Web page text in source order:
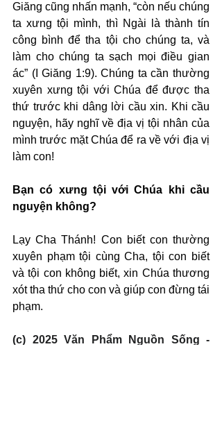
Giăng cũng nhấn mạnh, “còn nếu chúng
ta xưng tội mình, thì Ngài là thành tín
công bình để tha tội cho chúng ta, và
làm cho chúng ta sạch mọi điều gian
ác” (I Giăng 1:9). Chúng ta cần thường
xuyên xưng tội với Chúa để được tha
thứ trước khi dâng lời cầu xin. Khi cầu
nguyện, hãy nghĩ về địa vị tội nhân của
mình trước mặt Chúa để ra về với địa vị
làm con!
Bạn có xưng tội với Chúa khi cầu
nguyện không?
Lạy Cha Thánh! Con biết con thường
xuyên phạm tội cùng Cha, tội con biết
và tội con không biết, xin Chúa thương
xót tha thứ cho con và giúp con đừng tái
phạm.
(c) 2025 Văn Phẩm Nguồn Sống -